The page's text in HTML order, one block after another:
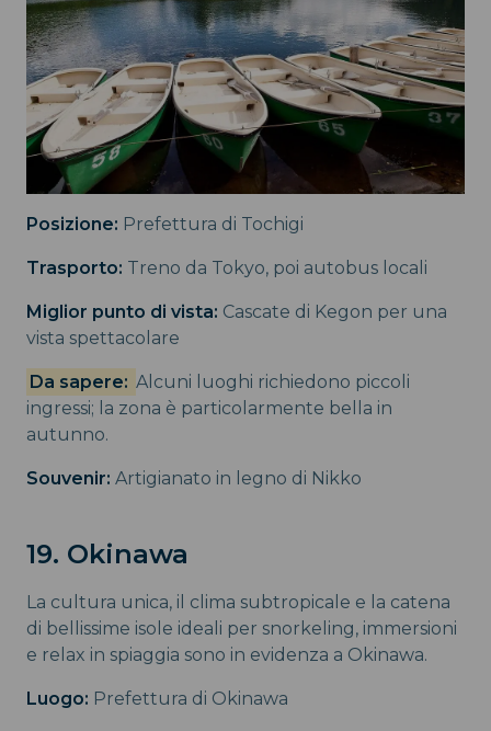
Posizione: Prefettura di Tochigi
Trasporto: Treno da Tokyo, poi autobus locali
Miglior punto di vista: Cascate di Kegon per una
vista spettacolare
Da sapere: Alcuni luoghi richiedono piccoli
ingressi; la zona è particolarmente bella in
autunno.
Souvenir: Artigianato in legno di Nikko
19. Okinawa
La cultura unica, il clima subtropicale e la catena
di bellissime isole ideali per snorkeling, immersioni
e relax in spiaggia sono in evidenza a Okinawa.
Luogo: Prefettura di Okinawa